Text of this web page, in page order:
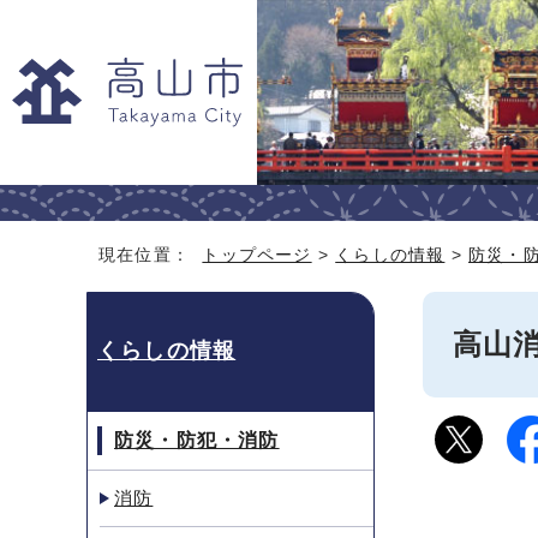
現在位置： トップページ > くらしの情報 > 防災・
高山
くらしの情報
防災・防犯・消防
消防